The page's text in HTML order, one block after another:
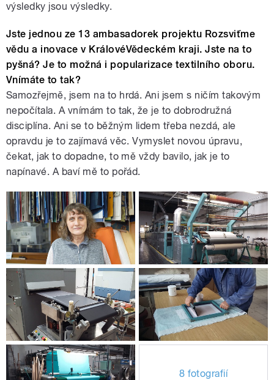
výsledky jsou výsledky.
Jste jednou ze 13 ambasadorek projektu Rozsviťme
vědu a inovace v KrálovéVědeckém kraji. Jste na to
pyšná? Je to možná i popularizace textilního oboru.
Vnímáte to tak?
Samozřejmě, jsem na to hrdá. Ani jsem s ničím takovým
nepočítala. A vnímám to tak, že je to dobrodružná
disciplína. Ani se to běžným lidem třeba nezdá, ale
opravdu je to zajímavá věc. Vymyslet novou úpravu,
čekat, jak to dopadne, to mě vždy bavilo, jak je to
napínavé. A baví mě to pořád.
8 fotografií